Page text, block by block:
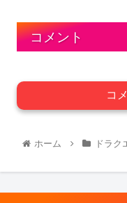
コメント
コ
ホーム ドラク